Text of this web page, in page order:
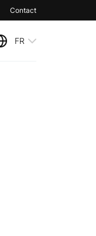
Contact
FR